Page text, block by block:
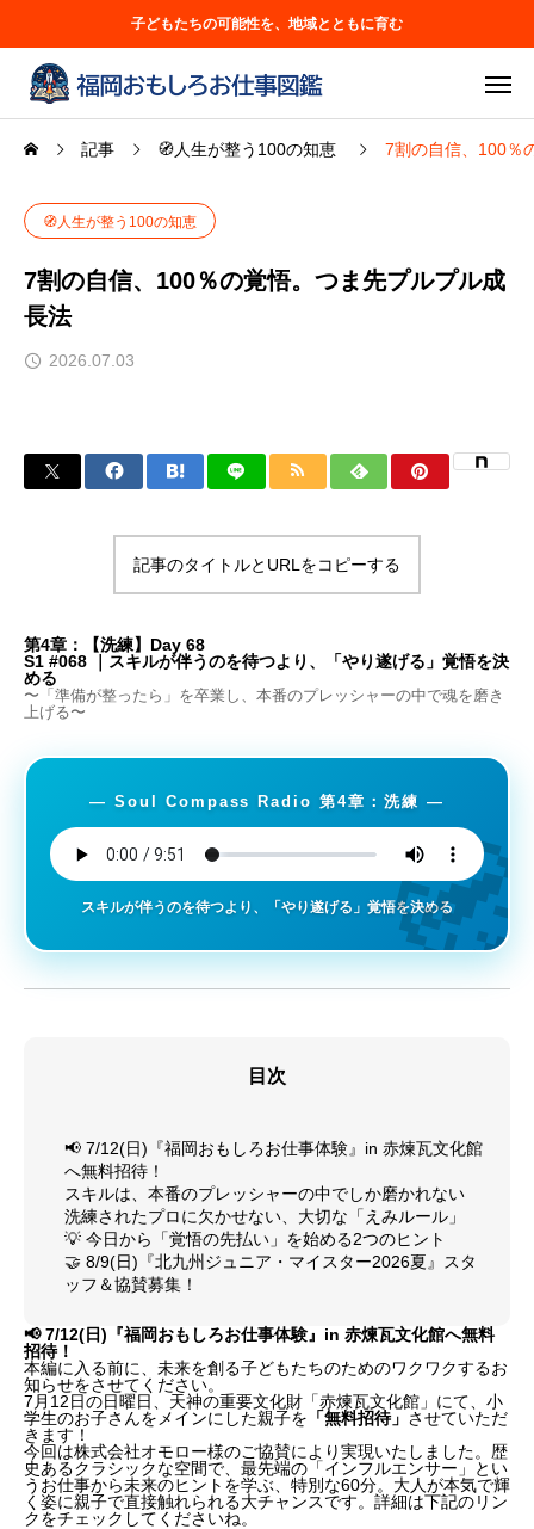
子どもたちの可能性を、地域とともに育む
記事 🧭人生が整う100の知恵 7割の自信、100％
🧭人生が整う100の知恵
7割の自信、100％の覚悟。つま先プルプル成
長法
2026.07.03
記事のタイトルとURLをコピーする
第4章：【洗練】Day 68
S1 #068 ｜スキルが伴うのを待つより、「やり遂げる」覚悟を決
める
〜「準備が整ったら」を卒業し、本番のプレッシャーの中で魂を磨き
上げる〜
― Soul Compass Radio 第4章：洗練 ―
スキルが伴うのを待つより、「やり遂げる」覚悟を決める
目次
📢 7/12(日)『福岡おもしろお仕事体験』in 赤煉瓦文化館
へ無料招待！
スキルは、本番のプレッシャーの中でしか磨かれない
洗練されたプロに欠かせない、大切な「えみルール」
💡 今日から「覚悟の先払い」を始める2つのヒント
🤝 8/9(日)『北九州ジュニア・マイスター2026夏』スタ
ッフ＆協賛募集！
📢 7/12(日)『福岡おもしろお仕事体験』in 赤煉瓦文化館へ無料
招待！
本編に入る前に、未来を創る子どもたちのためのワクワクするお
知らせをさせてください。
7月12日の日曜日、天神の重要文化財「赤煉瓦文化館」にて、小
学生のお子さんをメインにした親子を 「無料招待」 させていただ
きます！
今回は株式会社オモロー様のご協賛により実現いたしました。歴
史あるクラシックな空間で、最先端の「インフルエンサー」とい
うお仕事から未来のヒントを学ぶ、特別な60分。大人が本気で輝
く姿に親子で直接触れられる大チャンスです。詳細は下記のリン
クをチェックしてくださいね。